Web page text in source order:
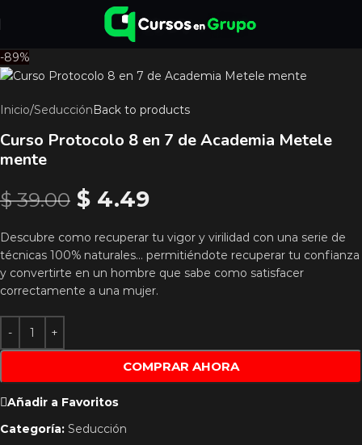
-89%
Inicio/Seducción Back to products
Curso Protocolo 8 en 7 de Academia Metele
mente
$39.00 $ 4.49
Descubre como recuperar tu vigor y virilidad con una serie de
técnicas 100% naturales… permitiéndote recuperar tu confianza
y convertirte en un hombre que sabe como satisfacer
correctamente a una mujer.
COMPRAR AHORA
Añadir a Favoritos
Categoría: Seducción